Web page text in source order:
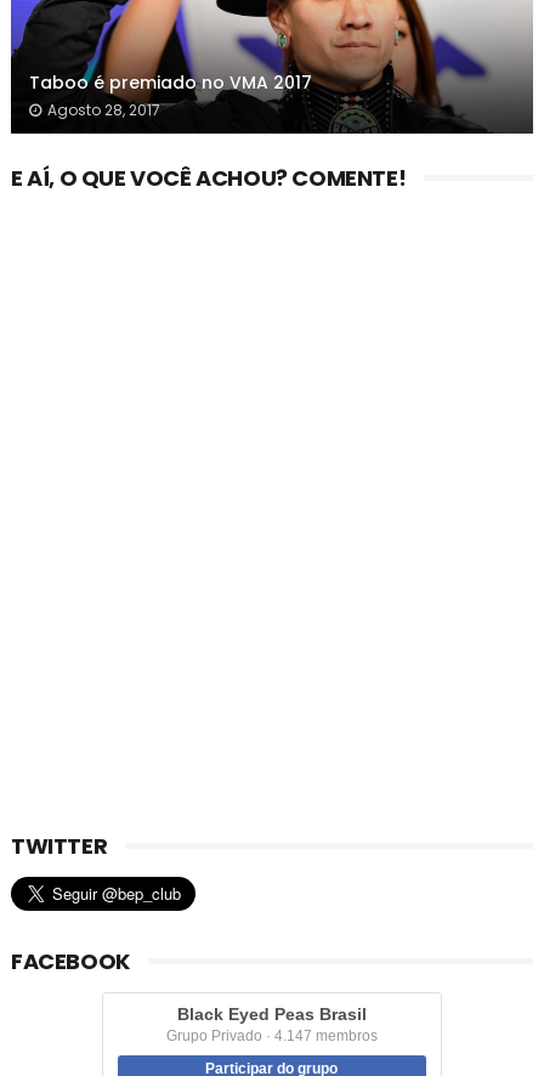
Taboo é premiado no VMA 2017
Agosto 28, 2017
E AÍ, O QUE VOCÊ ACHOU? COMENTE!
TWITTER
FACEBOOK
Black Eyed Peas Brasil
Grupo Privado · 4.147 membros
Participar do grupo